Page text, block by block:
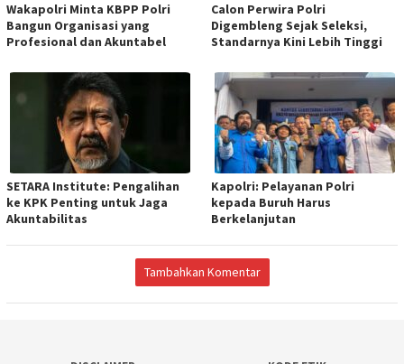
Wakapolri Minta KBPP Polri
Bangun Organisasi yang
Profesional dan Akuntabel
Calon Perwira Polri
Digembleng Sejak Seleksi,
Standarnya Kini Lebih Tinggi
SETARA Institute: Pengalihan
ke KPK Penting untuk Jaga
Akuntabilitas
Kapolri: Pelayanan Polri
kepada Buruh Harus
Berkelanjutan
Tambahkan Komentar